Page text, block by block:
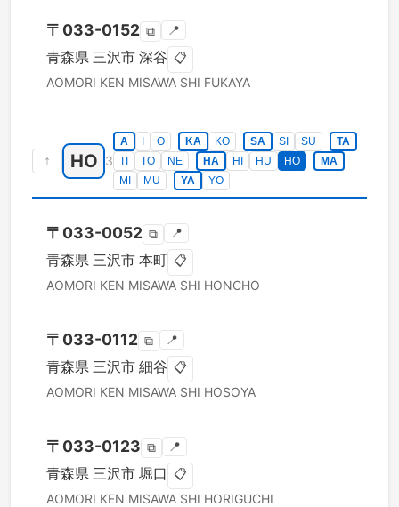
〒 033-0152 ⧉ 📍
青森県 三沢市 深谷 📋
AOMORI KEN MISAWA SHI FUKAYA
↑ HO 3
A O KA KO SA SI SU
TA
TI
TO NE HA HI HU HO
MA
MI
MU YA YO
〒 033-0052 ⧉ 📍
青森県 三沢市 本町 📋
AOMORI KEN MISAWA SHI HONCHO
〒 033-0112 ⧉ 📍
青森県 三沢市 細谷 📋
AOMORI KEN MISAWA SHI HOSOYA
〒 033-0123 ⧉ 📍
青森県 三沢市 堀口 📋
AOMORI KEN MISAWA SHI HORIGUCHI